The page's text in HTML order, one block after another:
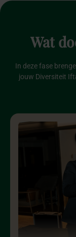
Wat
In deze fase
jouw Diversiteit